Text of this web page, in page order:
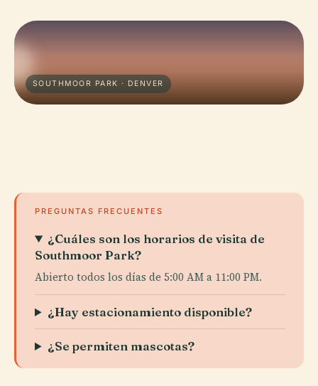
SOUTHMOOR PARK · DENVER
PREGUNTAS FRECUENTES
¿Cuáles son los horarios de visita de
Southmoor Park?
Abierto todos los días de 5:00 AM a 11:00 PM.
¿Hay estacionamiento disponible?
¿Se permiten mascotas?